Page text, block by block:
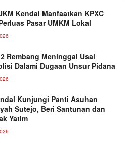
Kendal Manfaatkan KPXC
Pasar UMKM Lokal
Rembang Meninggal Usai
Dalami Dugaan Unsur Pidana
Kunjungi Panti Asuhan
Sutejo, Beri Santunan dan
Yatim